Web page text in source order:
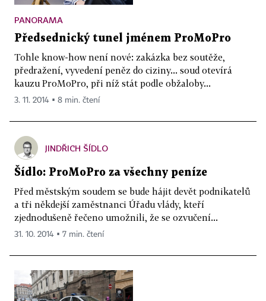
PANORAMA
Předsednický tunel jménem ProMoPro
Tohle know-how není nové: zakázka bez soutěže,
předražení, vyvedení peněz do ciziny... soud otevírá
kauzu ProMoPro, při níž stát podle obžaloby...
3. 11. 2014 ▪ 8 min. čtení
JINDŘICH ŠÍDLO
Šídlo: ProMoPro za všechny peníze
Před městským soudem se bude hájit devět podnikatelů
a tři někdejší zaměstnanci Úřadu vlády, kteří
zjednodušeně řečeno umožnili, že se ozvučení...
31. 10. 2014 ▪ 7 min. čtení